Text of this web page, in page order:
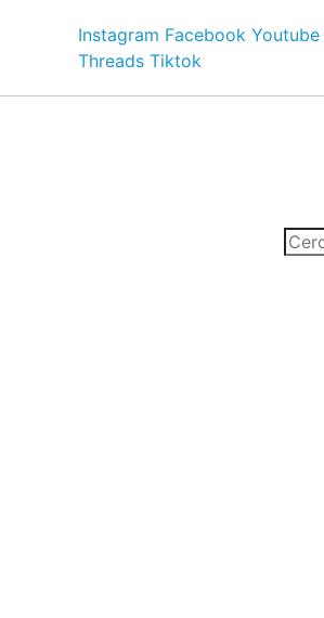
Instagram Facebook Youtube
Threads Tiktok